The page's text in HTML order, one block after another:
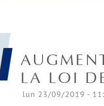
LA LOI
lun 23/09/2019 -